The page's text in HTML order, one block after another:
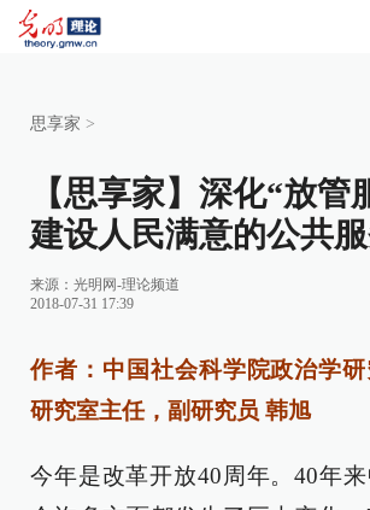
思享家 >
【思享家】深化“放管
建设人民满意的公共
来源： 光明网-理论频道
2018-07-31 17:39
作者：中国社会科学院政治学
研究室主任，副研究员 韩旭
今年是改革开放40周年。40年